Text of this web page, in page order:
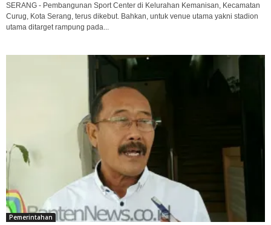
SERANG - Pembangunan Sport Center di Kelurahan Kemanisan, Kecamatan
Curug, Kota Serang, terus dikebut. Bahkan, untuk venue utama yakni stadion
utama ditarget rampung pada...
Pemerintahan